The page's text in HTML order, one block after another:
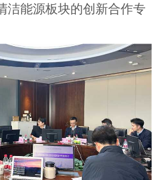
洁能源板块的创新合作专